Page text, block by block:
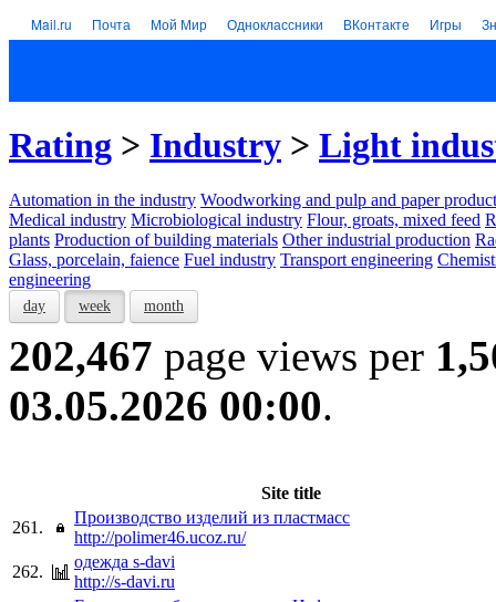
Mail.ru Почта Мой Мир Одноклассники ВКонтакте Игры
Rating > Industry > Light
Automation in the industry Woodworking and pulp and paper
Medical industry Microbiological industry Flour, groats, mixed feed
plants Production of building materials Other industrial production
Glass, porcelain, faience Fuel industry Transport engineering
engineering
day week month
202,467 page views per
03.05.2026 00:00.
Site title
261.
Производство изделий из пластмасс
http://polimer46.ucoz.ru/
262.
одежда s-davi
http://s-davi.ru